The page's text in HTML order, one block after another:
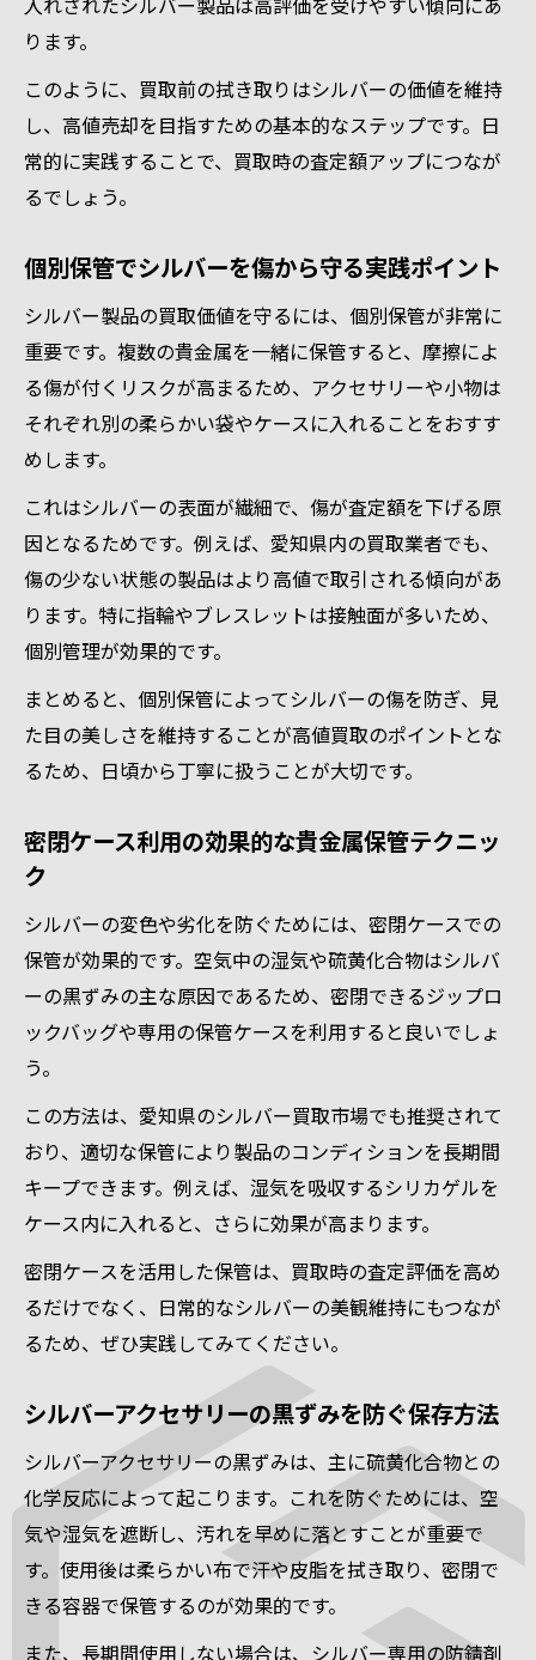
ります。
このように、買取前の拭き取りはシルバーの価値を維持
し、高値売却を目指すための基本的なステップです。日
常的に実践することで、買取時の査定額アップにつなが
るでしょう。
個別保管でシルバーを傷から守る実践ポイント
シルバー製品の買取価値を守るには、個別保管が非常に
重要です。複数の貴金属を一緒に保管すると、摩擦によ
る傷が付くリスクが高まるため、アクセサリーや小物は
それぞれ別の柔らかい袋やケースに入れることをおすす
めします。
これはシルバーの表面が繊細で、傷が査定額を下げる原
因となるためです。例えば、愛知県内の買取業者でも、
傷の少ない状態の製品はより高値で取引される傾向があ
ります。特に指輪やブレスレットは接触面が多いため、
個別管理が効果的です。
まとめると、個別保管によってシルバーの傷を防ぎ、見
た目の美しさを維持することが高値買取のポイントとな
るため、日頃から丁寧に扱うことが大切です。
密閉ケース利用の効果的な貴金属保管テクニッ
ク
シルバーの変色や劣化を防ぐためには、密閉ケースでの
保管が効果的です。空気中の湿気や硫黄化合物はシルバ
ーの黒ずみの主な原因であるため、密閉できるジップロ
ックバッグや専用の保管ケースを利用すると良いでしょ
う。
この方法は、愛知県のシルバー買取市場でも推奨されて
おり、適切な保管により製品のコンディションを長期間
キープできます。例えば、湿気を吸収するシリカゲルを
ケース内に入れると、さらに効果が高まります。
密閉ケースを活用した保管は、買取時の査定評価を高め
るだけでなく、日常的なシルバーの美観維持にもつなが
るため、ぜひ実践してみてください。
シルバーアクセサリーの黒ずみを防ぐ保存方法
シルバーアクセサリーの黒ずみは、主に硫黄化合物との
化学反応によって起こります。これを防ぐためには、空
気や湿気を遮断し、汚れを早めに落とすことが重要で
す。使用後は柔らかい布で汗や皮脂を拭き取り、密閉で
きる容器で保管するのが効果的です。
また、長期間使用しない場合は、シルバー専用の防錆剤